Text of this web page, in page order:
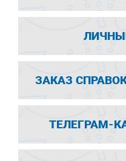
ЗАКАЗ
ТЕЛЕГРАМ-